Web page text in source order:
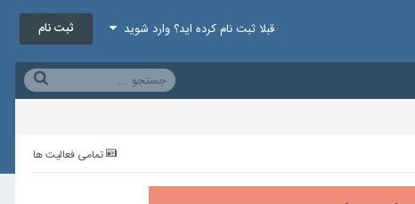
قبلا ثبت نام کرده اید؟ وارد شوید ثبت نام
تمامی فعالیت ها